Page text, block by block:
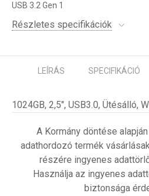
USB 3.2 Gen 1
Részletes specifikációk
LEÍRÁS SPECIFIKÁCIÓ
1024GB, 2,5", USB3.0, Ütésálló,
A Kormány döntése
adathordozó termék
részére ingyenes
Használja az ingyenes
biztonsága